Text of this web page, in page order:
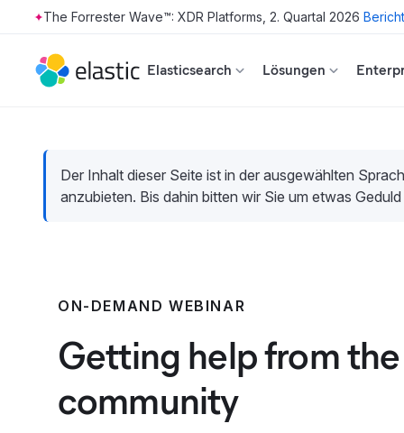
Skip to main content
The Forrester Wave™: XDR Platforms, 2. Quartal 2026
Elasticsearch Lösungen
Der Inhalt dieser Seite ist in der ausgewählten
anzubieten. Bis dahin bitten wir Sie um etwas
ON-DEMAND WEBINAR
Getting help from
community